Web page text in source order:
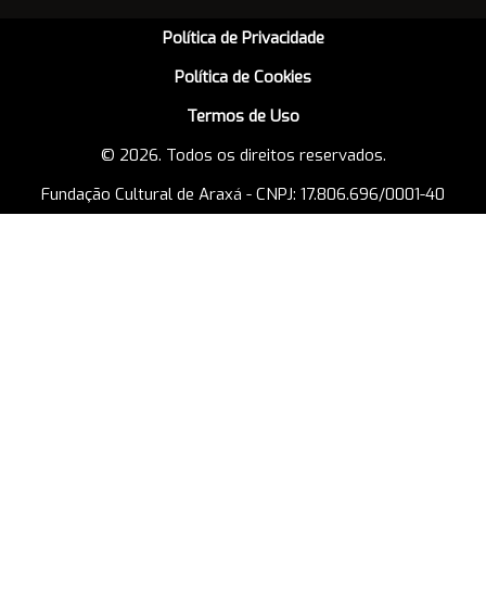
Política de Privacidade
Política de Cookies
Termos de Uso
© 2026. Todos os direitos reservados.
Fundação Cultural de Araxá - CNPJ: 17.806.696/0001-40